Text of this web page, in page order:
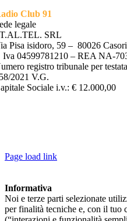
Club 91
legale
SRL
Pisa isidoro, 59 – 80026
Iva 04599781210 – REA NA-
registro tribunale per
2021 V.G.
Sociale i.v.: € 12.000,00
Page load link
Informativa
Noi e terze parti selezionate
per finalità tecniche e, con il tuo